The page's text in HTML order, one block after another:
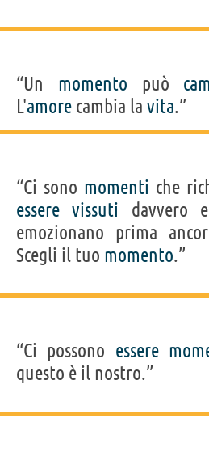
“Un momento può
L'amore cambia la vita.”
“Ci sono momenti che
essere vissuti davvero
emozionano prima
Scegli il tuo momento.”
“Ci possono essere
questo è il nostro.”